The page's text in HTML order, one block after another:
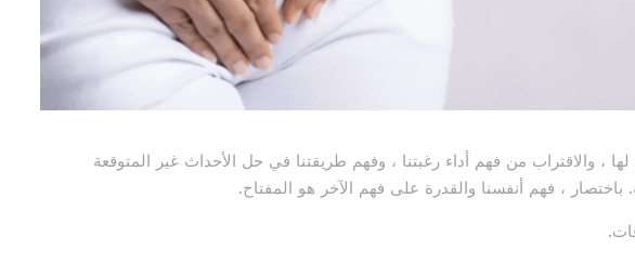
لها ، والاقتراب من فهم أداء رغبتنا ، وفهم طريقتنا في حل الأحداث غير المتوقعة
باختصار ، فهم أنفسنا والقدرة على فهم الآخر هو المفتاح.